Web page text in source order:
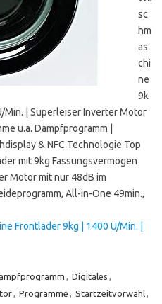
sc
hm
as
chi
ne
9k
Min. | Superleiser Inverter Motor
u.a. Dampfprogramm |
& NFC Technologie Top
mit 9kg Fassungsvermögen
Motor mit nur 48dB im
All-in-One 49min.,
Frontlader 9kg | 1400 U/Min. |
, Digitales ,
, Programme , Startzeitvorwahl,